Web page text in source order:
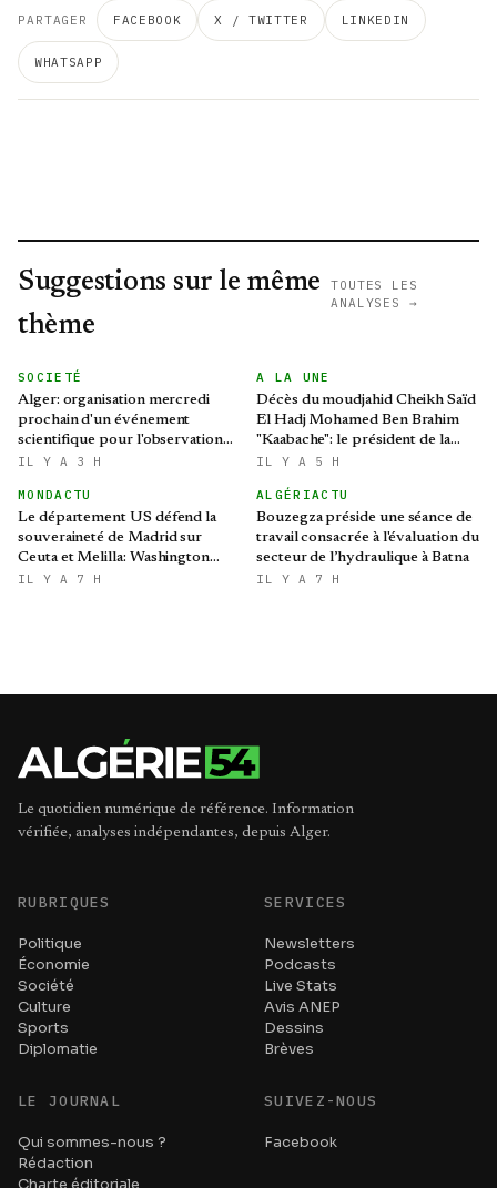
PARTAGER FACEBOOK X / TWITTER LINKEDIN
WHATSAPP
Suggestions sur le même
thème
TOUTES LES
ANALYSES →
SOCIETÉ
Alger: organisation mercredi
prochain d'un événement
scientifique pour l'observation
de l'éclipse solaire partielle
IL Y A 3 H
A LA UNE
Décès du moudjahid Cheikh Saïd
El Hadj Mohamed Ben Brahim
"Kaabache": le président de la
République présente ses
IL Y A 5 H
MONDACTU
Le département US défend la
souveraineté de Madrid sur
Ceuta et Melilla: Washington
refroidit les ambitions
IL Y A 7 H
ALGÉRIACTU
Bouzegza préside une séance de
travail consacrée à l'évaluation du
secteur de l’hydraulique à Batna
IL Y A 7 H
Le quotidien numérique de référence. Information
vérifiée, analyses indépendantes, depuis Alger.
RUBRIQUES
Politique
Économie
Société
Culture
Sports
Diplomatie
SERVICES
Newsletters
Podcasts
Live Stats
Avis ANEP
Dessins
Brèves
LE JOURNAL
Qui sommes-nous ?
Rédaction
Charte éditoriale
SUIVEZ-NOUS
Facebook